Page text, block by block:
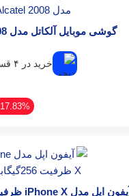
گوشی موبایل آلکاتل مدل Alcatel 2008
خرید در ۴ قسط
17.83%-
آیفون اپل مدل iPhone X ظرفیت 256گیگابایت